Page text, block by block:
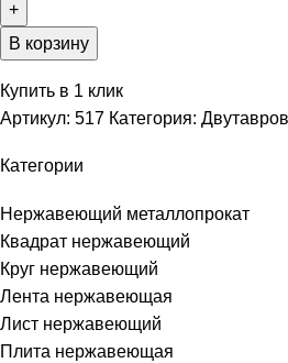
Категории
Нержавеющий металлопрокат
Квадрат нержавеющий
Круг нержавеющий
Лента нержавеющая
Лист нержавеющий
Плита нержавеющая
В корзину
Купить в 1 клик
Артикул: 517 Категория: